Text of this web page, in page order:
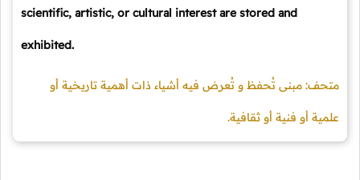
scientific, artistic, or cultural interest are stored and
exhibited.
متحف: مبنى تُحفظ و تُعرض فيه أشياء ذات أهمية تاريخية أو
علمية أو فنية أو ثقافية.